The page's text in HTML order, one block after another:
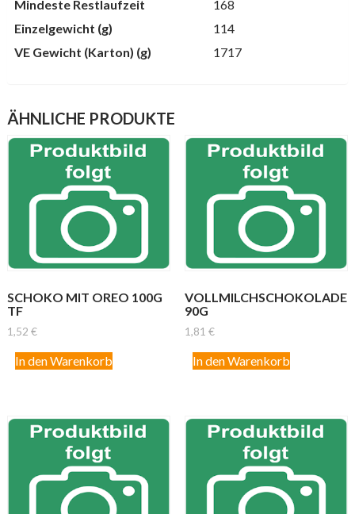
Mindeste Restlaufzeit
168
Einzelgewicht (g)
114
VE Gewicht (Karton) (g)
1717
ÄHNLICHE PRODUKTE
SCHOKO MIT OREO 100G
TF
1,52 €
In den Warenkorb
VOLLMILCHSCHOKOLADE
90G
1,81 €
In den Warenkorb